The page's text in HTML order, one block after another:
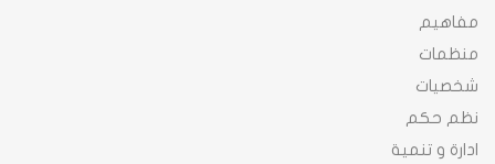
مفاهيم
منظمات
شخصيات
نظم حكم
ادارة و تنمية